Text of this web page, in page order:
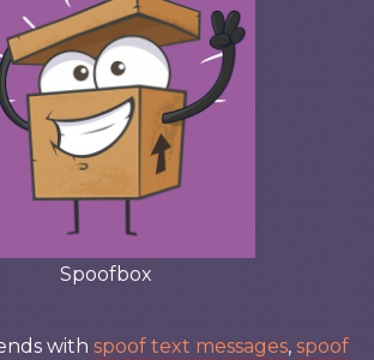
Spoofbox
with spoof text messages, spoof